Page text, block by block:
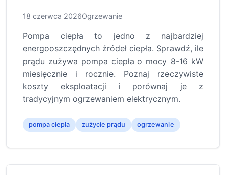
18 czerwca 2026Ogrzewanie
Pompa ciepła to jedno z najbardziej
energooszczędnych źródeł ciepła. Sprawdź, ile
prądu zużywa pompa ciepła o mocy 8-16 kW
miesięcznie i rocznie. Poznaj rzeczywiste
koszty eksploatacji i porównaj je z
tradycyjnym ogrzewaniem elektrycznym.
pompa ciepła zużycie prądu ogrzewanie